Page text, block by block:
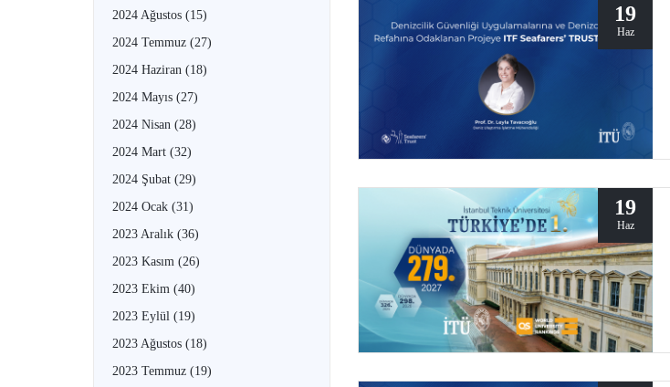
2024 Ağustos (15)
2024 Temmuz (27)
2024 Haziran (18)
2024 Mayıs (27)
2024 Nisan (28)
2024 Mart (32)
2024 Şubat (29)
2024 Ocak (31)
2023 Aralık (36)
2023 Kasım (26)
2023 Ekim (40)
2023 Eylül (19)
2023 Ağustos (18)
2023 Temmuz (19)
19
Haz
19
Haz